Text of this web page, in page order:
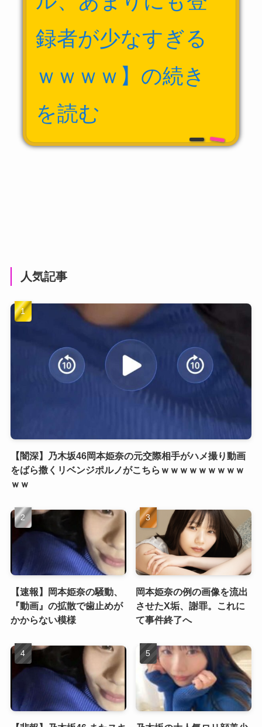
録者が少なすぎる
ｗｗｗｗ】の続き
を読む
人気記事
【闇深】乃木坂46岡本姫奈の元交際相手がハメ撮り動画
をばら撒くリベンジポルノがこちらｗｗｗｗｗｗｗｗｗ
ｗｗ
【速報】岡本姫奈の騒動、
『動画』の拡散で歯止めが
かからない模様
岡本姫奈の例の画像を流出
させたX垢、謝罪。これに
て事件終了へ